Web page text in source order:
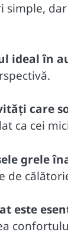
simple,
ideal în
care
ca cei
grele
de
este